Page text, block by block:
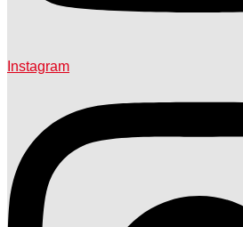
Instagram